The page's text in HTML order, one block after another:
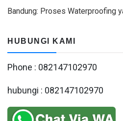
Bandung: Proses Waterproofing
HUBUNGI KAMI
Phone : 082147102970
hubungi : 082147102970